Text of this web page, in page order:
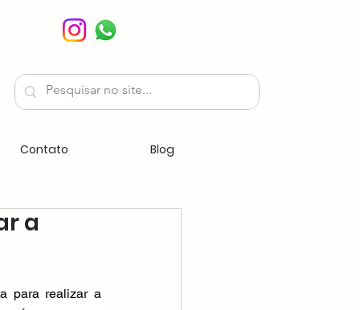
Contato Blog
a
para realizar a